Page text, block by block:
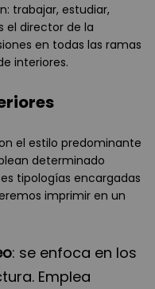
trabajar, estudiar,
el director de la
en todas las ramas
interiores.
el estilo predominante
determinado
tipologías encargadas
imprimir en un
: se enfoca en los
Emplea